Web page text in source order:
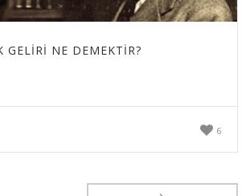
GELIRI NE DEMEKTIR?
6